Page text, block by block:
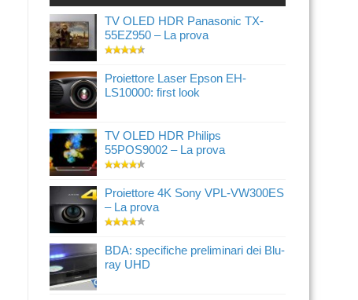
TV OLED HDR Panasonic TX-
55EZ950 – La prova
Proiettore Laser Epson EH-
LS10000: first look
TV OLED HDR Philips
55POS9002 – La prova
Proiettore 4K Sony VPL-VW300ES
– La prova
BDA: specifiche preliminari dei Blu-
ray UHD